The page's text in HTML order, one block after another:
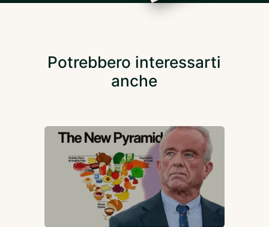
Potrebbero interessarti
anche